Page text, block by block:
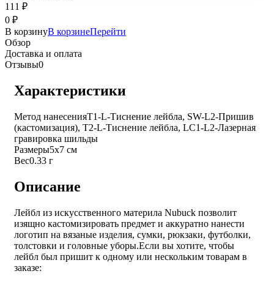
111 ₽
0 ₽
В корзинуВ корзинеПерейти
Обзор
Доставка и оплата
Отзывы0
Характеристики
Метод нанесенияT1-L-Тиснение лейбла, SW-L2-Пришив
(кастомизация), T2-L-Тиснение лейбла, LC1-L2-Лазерная
гравировка шильды
Размеры5х7 см
Вес0.33 г
Описание
Лейбл из искусственного материла Nubuck позволит
изящно кастомизировать предмет и аккуратно нанести
логотип на вязаные изделия, сумки, рюкзаки, футболки,
толстовки и головные уборы.Если вы хотите, чтобы
лейбл был пришит к одному или нескольким товарам в
заказе: